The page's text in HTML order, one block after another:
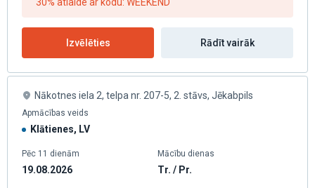
Izvēlēties Rādīt vairāk
Nākotnes iela 2, telpa nr. 207-5, 2. stāvs, Jēkabpils
Apmācības veids
Klātienes, LV
Pēc 11 dienām
19.08.2026
Mācību dienas
Tr. / Pr.